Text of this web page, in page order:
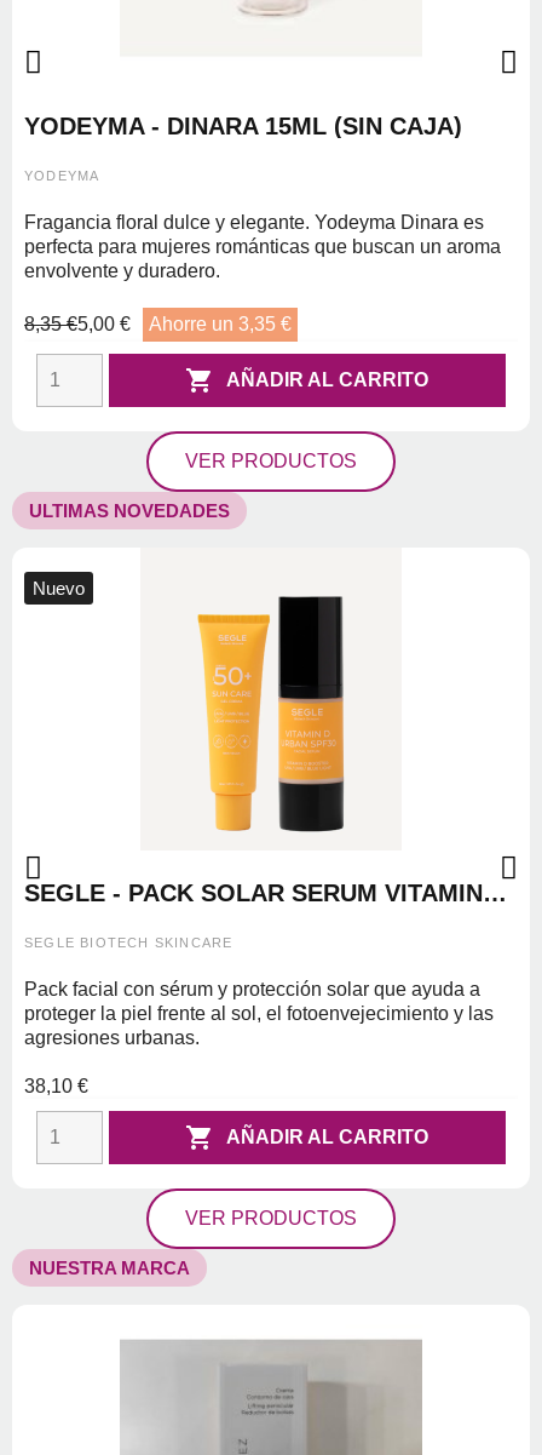
YODEYMA - DINARA 15ML (SIN CAJA)
YODEYMA
Fragancia floral dulce y elegante. Yodeyma Dinara es
perfecta para mujeres románticas que buscan un aroma
envolvente y duradero.
8,35 €5,00 € Ahorre un 3,35 €
 AÑADIR AL CARRITO
VER PRODUCTOS
ULTIMAS NOVEDADES
Nuevo
SEGLE - PACK SOLAR SERUM VITAMINA
SOLAR FACIAL SPF50 50ML
SEGLE BIOTECH SKINCARE
Pack facial con sérum y protección solar que ayuda a
proteger la piel frente al sol, el fotoenvejecimiento y las
agresiones urbanas.
38,10 €
 AÑADIR AL CARRITO
VER PRODUCTOS
NUESTRA MARCA